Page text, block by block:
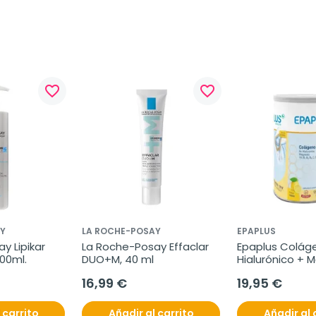
favorite_border
Lipikar
carrito
favorite_border
LA ROCHE-POSAY
La Roche-Posay Effaclar
DUO+M, 40 ml
16,99 €
Añadir al carrito
EPAPLUS
Epaplus
Hialurónico +
19,95 €
Añadir al